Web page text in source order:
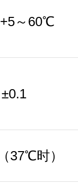
+5～ 60℃
±0.1
（37℃时）